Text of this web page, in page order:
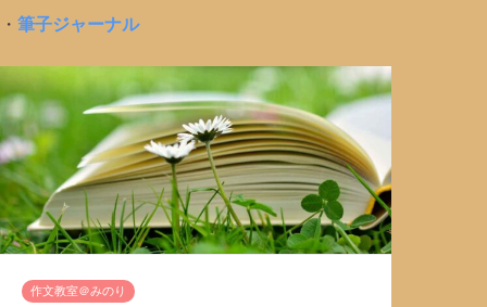
・ 筆子ジャーナル
作文教室＠みのり